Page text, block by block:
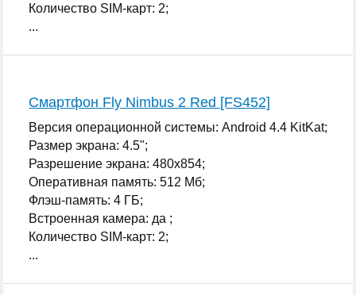
Количество SIM-карт: 2;
...
Смартфон Fly Nimbus 2 Red [FS452]
Версия операционной системы: Android 4.4 KitKat;
Размер экрана: 4.5";
Разрешение экрана: 480x854;
Оперативная память: 512 Мб;
Флэш-память: 4 ГБ;
Встроенная камера: да ;
Количество SIM-карт: 2;
...